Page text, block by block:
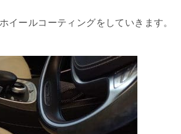
イールコーティングをしていきます。